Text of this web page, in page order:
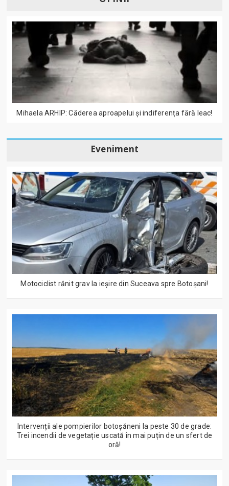
Mihaela ARHIP: Căderea aproapelui și indiferența fără leac!
Eveniment
Motociclist rănit grav la ieșire din Suceava spre Botoșani!
Intervenții ale pompierilor botoșăneni la peste 30 de grade:
Trei incendii de vegetație uscată în mai puțin de un sfert de
oră!